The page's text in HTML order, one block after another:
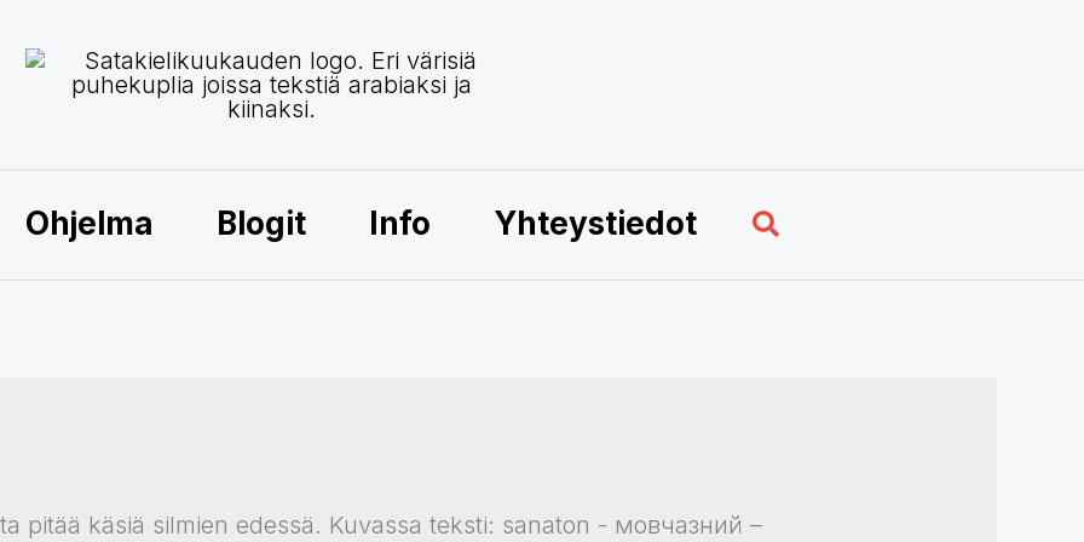
Ohjelma Blogit Info Yhteystiedot Hae